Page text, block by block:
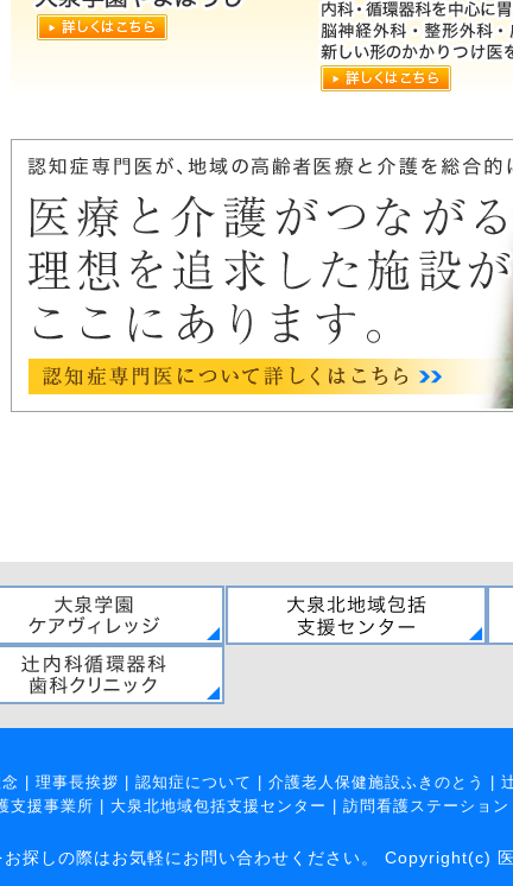
理事長挨拶 認知症について 介護老人保健施設ふきのとう
支援事業所 大泉北地域包括支援センター 訪問看護ステーション
お探しの際はお気軽にお問い合わせください。